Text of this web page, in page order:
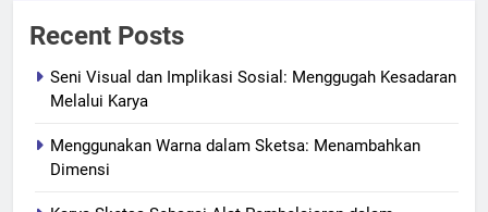
Recent Posts
Seni Visual dan Implikasi Sosial: Menggugah Kesadaran
Melalui Karya
Menggunakan Warna dalam Sketsa: Menambahkan
Dimensi